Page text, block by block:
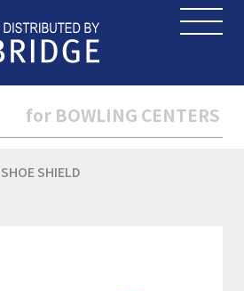
for BOWLING CENTERS
SHOE SHIELD